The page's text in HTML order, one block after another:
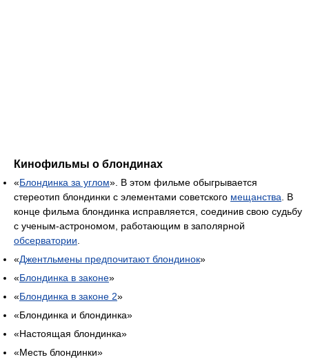
Кинофильмы о блондинах
«Блондинка за углом». В этом фильме обыгрывается
стереотип блондинки с элементами советского мещанства . В
конце фильма блондинка исправляется, соединив свою судьбу
с ученым-астрономом, работающим в заполярной
обсерватории
«Джентльмены предпочитают блондинок»
«Блондинка в законе»
«Блондинка в законе 2»
«Блондинка и блондинка»
«Настоящая блондинка»
«Месть блондинки»